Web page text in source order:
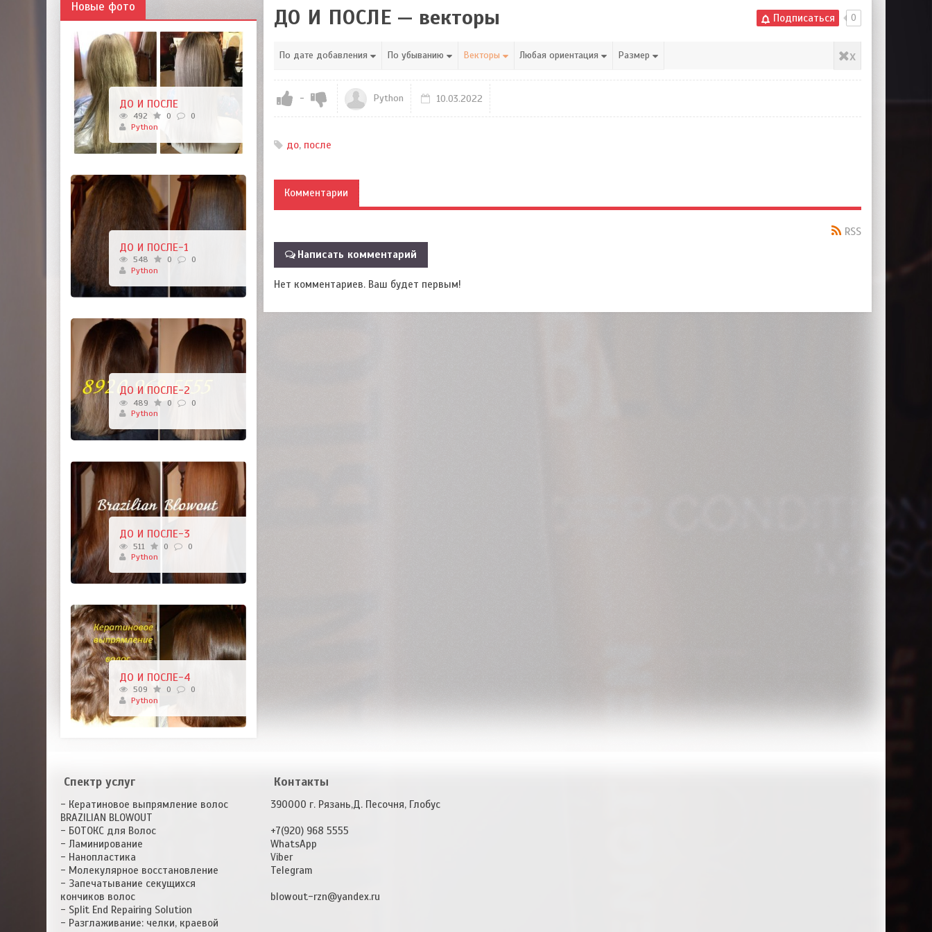
Подписаться 0
ДО И ПОСЛЕ — векторы
По дате добавления По убыванию Векторы Любая ориентация Размер x
- Python 10.03.2022
до, после
Комментарии
RSS
Написать комментарий
Нет комментариев. Ваш будет первым!
Новые фото
ДО И ПОСЛЕ
492 0
0
Python
ДО И ПОСЛЕ-1
548 0
0
Python
ДО И ПОСЛЕ-2
489 0
0
Python
ДО И ПОСЛЕ-3
511 0
0
Python
ДО И ПОСЛЕ-4
509 0
0
Python
Спектр услуг
- Кератиновое выпрямление волос
BRAZILIAN BLOWOUT
- БОТОКС для Волос
- Ламинирование
- Нанопластика
- Молекулярное восстановление
- Запечатывание секущихся
кончиков волос
- Split End Repairing Solution
- Разглаживание: челки, краевой
Контакты
390000 г. Рязань,Д. Песочня, Глобус
+7(920) 968 5555
WhatsApp
Viber
Telegram
blowout-rzn@yandex.ru